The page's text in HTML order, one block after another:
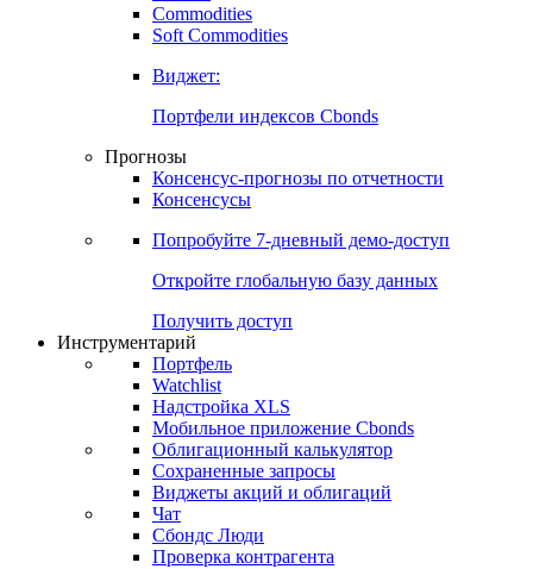
Commodities
Золото
Бензин
Soft Commodities
Виджет:
Портфели индексов Cbonds
Прогнозы
Консенсусы
Попробуйте7-дневный
Откройте глобальную базу данных
Получить доступ
Инструментарий
Портфель
Watchlist
Надстройка XLS
Мобильное приложение Cbonds
Облигационный калькулятор
Сохраненные запросы